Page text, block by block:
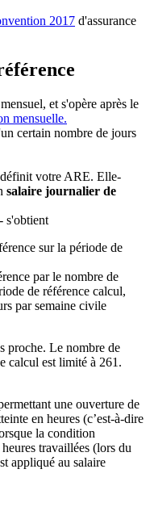
2017 d'assurance
et s'opère après le
mensuelle.
certain nombre de jours
votre ARE. Elle-
salaire journalier de
- s'obtient
sur la période de
par le nombre de
de référence calcul,
par semaine civile
proche. Le nombre de
calcul est limité à 261.
une ouverture de
en heures (c’est-à-dire
la condition
travaillées (lors du
appliqué au salaire